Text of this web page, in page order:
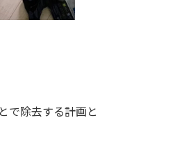
で除去する計画と